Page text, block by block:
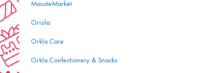
MausteMarket
Oriola
Orkla Care
Orkla Confectionery & Snacks